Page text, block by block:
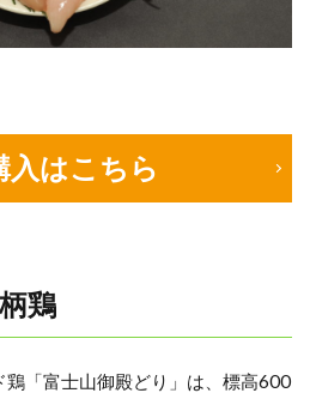
入はこちら
鶏
「富士山御殿どり」は、標高600